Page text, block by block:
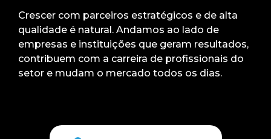
Crescer com parceiros estratégicos e de alta
qualidade é natural. Andamos ao lado de
empresas e instituições que geram resultados,
contribuem com a carreira de profissionais do
setor e mudam o mercado todos os dias.